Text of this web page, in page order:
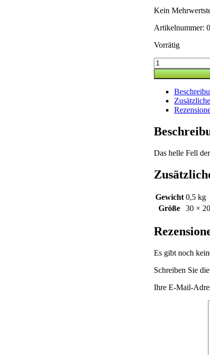
Kein
Artikelnummer:
Vorrätig
Foto
-
Arktische
Wölfe
Morgenlicht
Menge
Das helle Fell
Gewicht 0,5 kg
Größe
30 ×
Es gibt noch
Schreiben Sie
Ihre E-Mail-